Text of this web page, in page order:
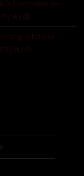
Controller im
w/d)
Interieur-
(m/w/d)